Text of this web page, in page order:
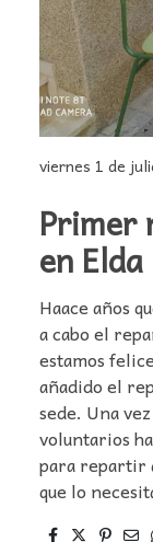
viernes 1 de
Primer
en Elda
Haace años
a cabo el
estamos
añadido el
sede. Una
voluntarios
para repartir
que lo